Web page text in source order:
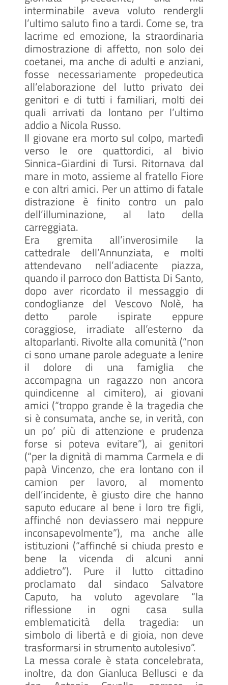
interminabile aveva voluto rendergli
l’ultimo saluto fino a tardi. Come se, tra
lacrime ed emozione, la straordinaria
dimostrazione di affetto, non solo dei
coetanei, ma anche di adulti e anziani,
fosse necessariamente propedeutica
all’elaborazione del lutto privato dei
genitori e di tutti i familiari, molti dei
quali arrivati da lontano per l’ultimo
addio a Nicola Russo.
Il giovane era morto sul colpo, martedì
verso le ore quattordici, al bivio
Sinnica-Giardini di Tursi. Ritornava dal
mare in moto, assieme al fratello Fiore
e con altri amici. Per un attimo di fatale
distrazione è finito contro un palo
dell’illuminazione, al lato della
carreggiata.
Era gremita all’inverosimile la
cattedrale dell’Annunziata, e molti
attendevano nell’adiacente piazza,
quando il parroco don Battista Di Santo,
dopo aver ricordato il messaggio di
condoglianze del Vescovo Nolè, ha
detto parole ispirate eppure
coraggiose, irradiate all’esterno da
altoparlanti. Rivolte alla comunità (“non
ci sono umane parole adeguate a lenire
il dolore di una famiglia che
accompagna un ragazzo non ancora
quindicenne al cimitero), ai giovani
amici (“troppo grande è la tragedia che
si è consumata, anche se, in verità, con
un po’ più di attenzione e prudenza
forse si poteva evitare”), ai genitori
(“per la dignità di mamma Carmela e di
papà Vincenzo, che era lontano con il
camion per lavoro, al momento
dell’incidente, è giusto dire che hanno
saputo educare al bene i loro tre figli,
affinché non deviassero mai neppure
inconsapevolmente”), ma anche alle
istituzioni (“affinché si chiuda presto e
bene la vicenda di alcuni anni
addietro”). Pure il lutto cittadino
proclamato dal sindaco Salvatore
Caputo, ha voluto agevolare “la
riflessione in ogni casa sulla
emblematicità della tragedia: un
simbolo di libertà e di gioia, non deve
trasformarsi in strumento autolesivo”.
La messa corale è stata concelebrata,
inoltre, da don Gianluca Bellusci e da